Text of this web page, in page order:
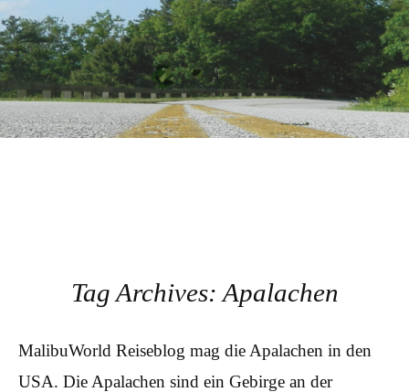
Malibuworld
Tag Archives: Apalachen
MalibuWorld Reiseblog mag die Apalachen in den
USA. Die Apalachen sind ein Gebirge an der